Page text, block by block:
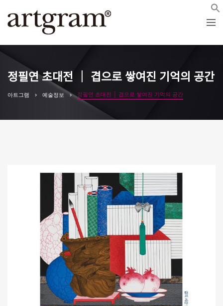
정필연 초대전 │ 겹으로 쌓여진 기억의 공간
아트그램 예술정보 정필연 초대전 │ 겹으로 쌓여진 기억의 공간